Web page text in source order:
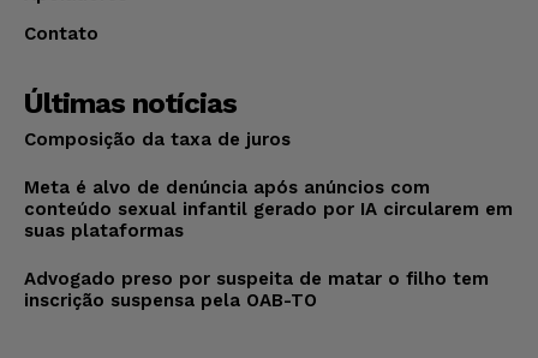
Contato
Últimas notícias
Composição da taxa de juros
Meta é alvo de denúncia após anúncios com
conteúdo sexual infantil gerado por IA circularem em
suas plataformas
Advogado preso por suspeita de matar o filho tem
inscrição suspensa pela OAB-TO